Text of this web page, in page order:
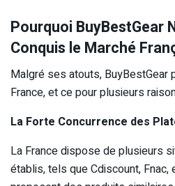
Pourquoi BuyBestGear
Conquis le Marché
Malgré ses atouts, BuyBestGear
France, et ce pour plusieurs
La Forte Concurrence des
La France dispose de plusieurs
établis, tels que Cdiscount, Fnac,